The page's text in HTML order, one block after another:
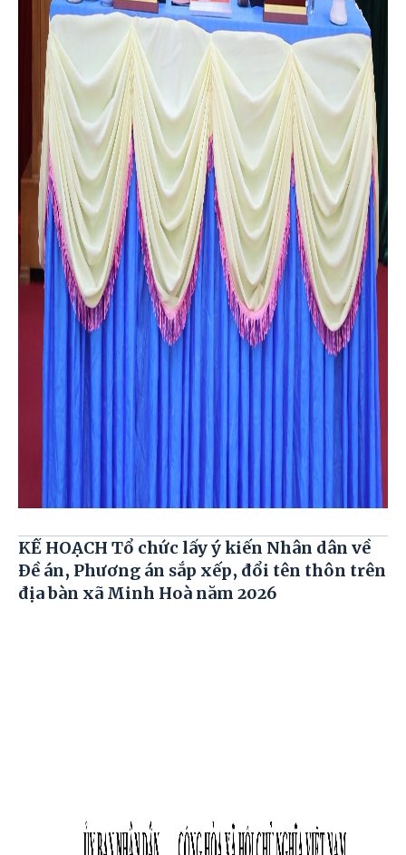
KẾ HOẠCH Tổ chức lấy ý kiến Nhân dân về
Đề án, Phương án sắp xếp, đổi tên thôn trên
địa bàn xã Minh Hoà năm 2026